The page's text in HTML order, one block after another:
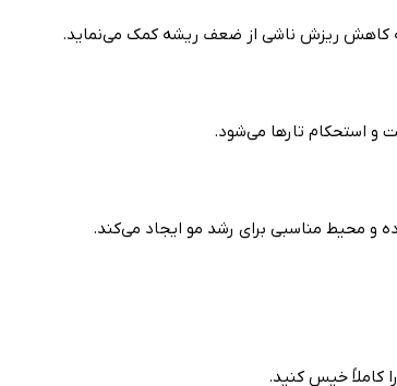
کاهش ریزش ناشی از ضعف ریشه کمک می‌نماید.
و استحکام تارها می‌شود.
و محیط مناسبی برای رشد مو ایجاد می‌کند.
کاملاً خیس کنید.